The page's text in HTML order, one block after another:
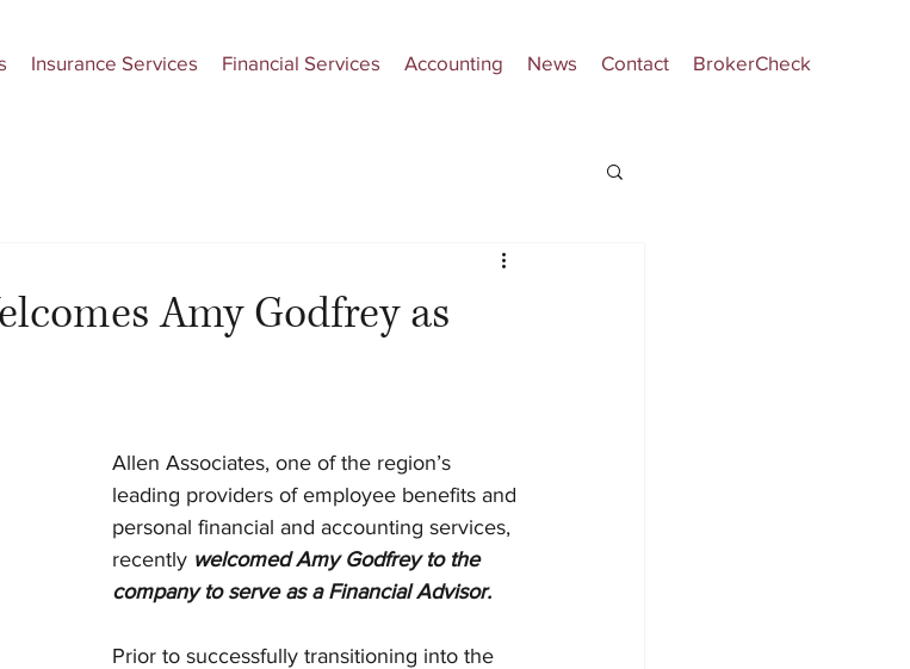
Insurance Services Financial Services Accounting News Contact BrokerCheck
Amy Godfrey as
Allen Associates, one of the region’s
leading providers of employee benefits and
personal financial and accounting services,
recently welcomed Amy Godfrey to the
company to serve as a Financial Advisor.
Prior to successfully transitioning into the